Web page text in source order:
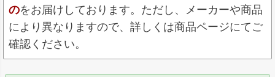
のをお届けしております。ただし、メーカーや商品
により異なりますので、詳しくは商品ページにてご
確認ください。